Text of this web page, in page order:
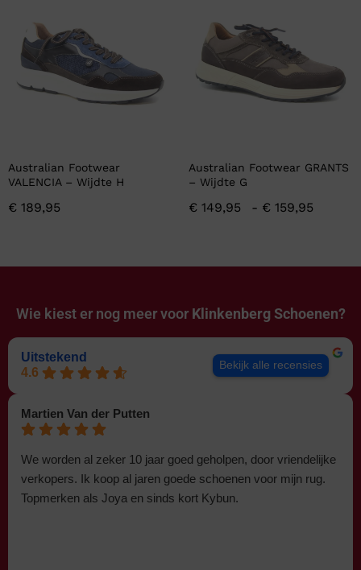
Australian Footwear
VALENCIA – Wijdte H
€ 189,95
Australian Footwear GRANTS
– Wijdte G
€ 149,95 - € 159,95
Wie kiest er nog meer voor Klinkenberg Schoenen?
Uitstekend
4.6
Bekijk alle recensies
Martien Van der Putten
We worden al zeker 10 jaar goed geholpen, door vriendelijke
verkopers. Ik koop al jaren goede schoenen voor mijn rug.
Topmerken als Joya en sinds kort Kybun.